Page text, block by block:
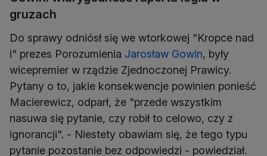
gruzach
Do sprawy odniósł się we wtorkowej "Kropce nad
i" prezes Porozumienia Jarosław Gowin, były
wicepremier w rządzie Zjednoczonej Prawicy.
Pytany o to, jakie konsekwencje powinien ponieść
Macierewicz, odparł, że "przede wszystkim
nasuwa się pytanie, czy robił to celowo, czy z
ignorancji". - Niestety obawiam się, że tego typu
pytanie pozostanie bez odpowiedzi - powiedział.